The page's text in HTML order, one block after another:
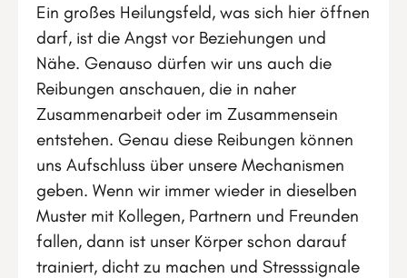
Ein großes Heilungsfeld, was sich hier öffnen
darf, ist die Angst vor Beziehungen und
Nähe. Genauso dürfen wir uns auch die
Reibungen anschauen, die in naher
Zusammenarbeit oder im Zusammensein
entstehen. Genau diese Reibungen können
uns Aufschluss über unsere Mechanismen
geben. Wenn wir immer wieder in dieselben
Muster mit Kollegen, Partnern und Freunden
fallen, dann ist unser Körper schon darauf
trainiert, dicht zu machen und Stresssignale